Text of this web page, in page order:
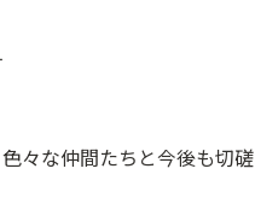
々な仲間たちと今後も切磋